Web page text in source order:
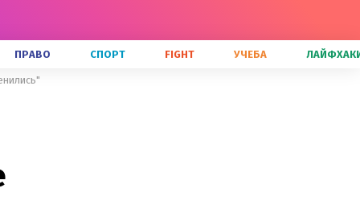
ПРАВО СПОРТ FIGHT УЧЕБА